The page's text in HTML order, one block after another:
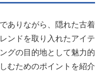
ありながら、隠れた古着
ンドを取り入れたアイテ
グの目的地として魅力的
むためのポイントを紹介